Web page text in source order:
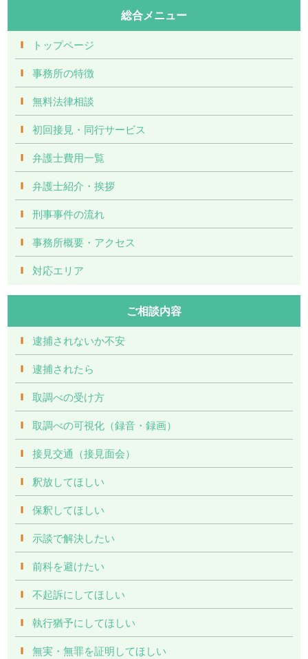
総合メニュー
トップページ
事務所の特徴
無料法律相談
初回接見・同行サービス
弁護士費用一覧
弁護士紹介・挨拶
刑事事件の流れ
事務所概要・アクセス
対応エリア
ご相談内容
逮捕されないか不安
逮捕されたら
取調べの受け方
取調べの可視化（録音・録画）
接見交通（接見面会）
釈放してほしい
保釈してほしい
示談で解決したい
前科を避けたい
不起訴にしてほしい
執行猶予にしてほしい
無実・無罪を証明してほしい